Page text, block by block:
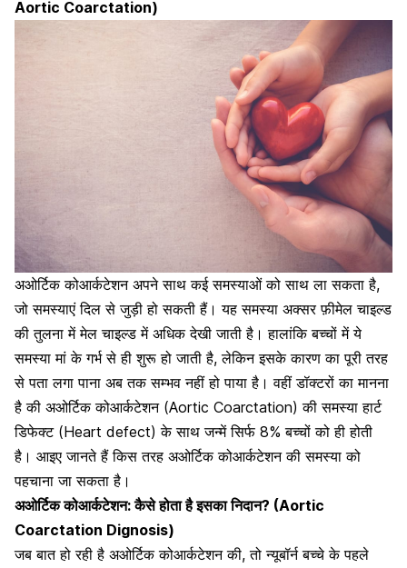
Aortic Coarctation)
अओर्टिक कोआर्कटेशन अपने साथ कई समस्याओं को साथ ला सकता है,
जो समस्याएं दिल से जुड़ी हो सकती हैं। यह समस्या अक्सर फ़ीमेल चाइल्ड
की तुलना में मेल चाइल्ड में अधिक देखी जाती है। हालांकि बच्चों में ये
समस्या मां के गर्भ से ही शुरू हो जाती है, लेकिन इसके कारण का पूरी तरह
से पता लगा पाना अब तक सम्भव नहीं हो पाया है। वहीं डॉक्टरों का मानना
है की अओर्टिक कोआर्कटेशन (Aortic Coarctation) की समस्याहार्ट
डिफेक्ट (Heart defect) के साथ जन्में सिर्फ 8% बच्चों को ही होती
है। आइए जानते हैं किस तरह अओर्टिक कोआर्कटेशन की समस्या को
पहचाना जा सकता है।
अओर्टिक कोआर्कटेशन: कैसे होता है इसका निदान? (Aortic
Coarctation Dignosis)
जब बात हो रही है अओर्टिक कोआर्कटेशन की, तो न्यूबॉर्न बच्चे के पहले